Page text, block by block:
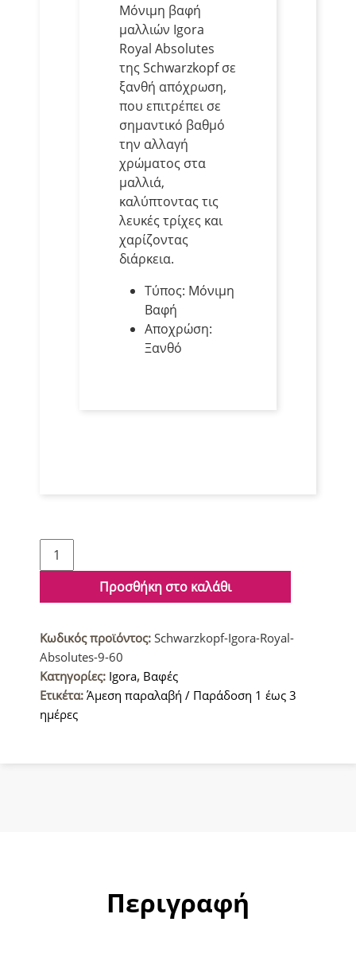
Μόνιμη βαφή
μαλλιών Igora
Royal Absolutes
της Schwarzkopf σε
ξανθή απόχρωση,
που επιτρέπει σε
σημαντικό βαθμό
την αλλαγή
χρώματος στα
μαλλιά,
καλύπτοντας τις
λευκές τρίχες και
χαρίζοντας
διάρκεια.
Τύπος: Μόνιμη
Βαφή
Αποχρώση:
Ξανθό
Schwarzkopf
Igora
Absolutes
μαλλιών
9-
60
Ξανθό
Πολύ
Προσθήκη στο καλάθι
Κωδικός προϊόντος: Schwarzkopf-Igora-Royal-
Absolutes-9-60
Κατηγορίες: Igora, Βαφές
Ετικέτα: Άμεση παραλαβή / Παράδοση 1 έως 3
ημέρες
Περιγραφή